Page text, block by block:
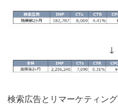
↓
検索広告とリマーケティン